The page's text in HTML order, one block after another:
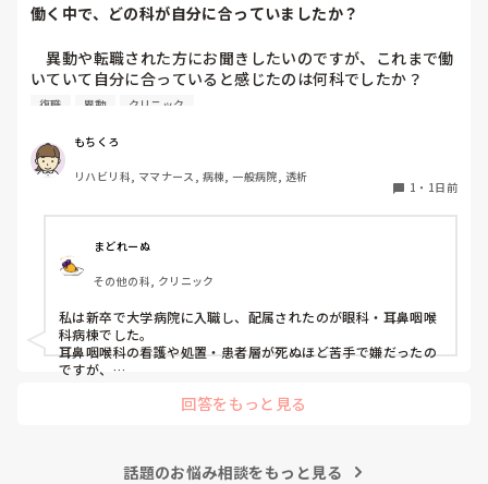
働く中で、どの科が自分に合っていましたか？
異動や転職された方にお聞きしたいのですが、これまで働
いていて自分に合っていると感じたのは何科でしたか？
また、どんなところが合っていると感じましたか？
私はこれまで脳神経外科、リハビリ科、透析室と経験しまし
たが、どこもしっくり来なくて悩んでいます…。次回の転職
の参考にさせていただきたいです😭
復職 異動 クリニック
もちくろ
リハビリ科, ママナース, 病棟, 一般病院, 透析
1 ・ 1日前
まどれーぬ
その他の科, クリニック
私は新卒で大学病院に入職し、配属されたのが眼科・耳鼻咽喉
科病棟でした。
耳鼻咽喉科の看護や処置・患者層が死ぬほど苦手で嫌だったの
ですが、
異動の声がかかる前に眼科クリニックに転職しました。
回答をもっと見る
話題のお悩み相談をもっと見る